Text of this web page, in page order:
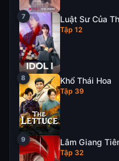
Luật Sư Của
Tập 12
Khổ Thái Hoa
Tập 39
Lâm Giang
Tập 32